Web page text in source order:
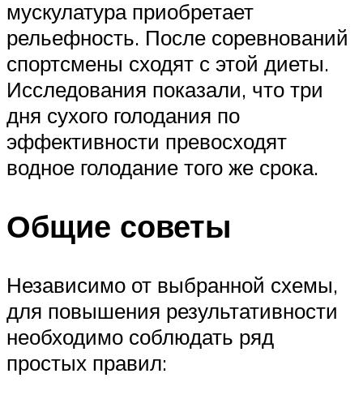
мускулатура приобретает
рельефность. После соревнований
спортсмены сходят с этой диеты.
Исследования показали, что три
дня сухого голодания по
эффективности превосходят
водное голодание того же срока.
Общие советы
Независимо от выбранной схемы,
для повышения результативности
необходимо соблюдать ряд
простых правил: